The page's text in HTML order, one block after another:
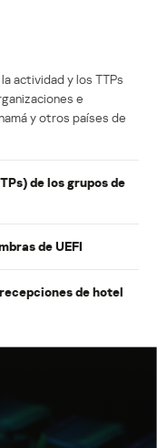
actividad y los TTPs
e
y otros países de
de los grupos de
de UEFI
de hotel